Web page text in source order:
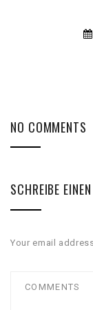
NO COMMENTS
SCHREIBE
Your email